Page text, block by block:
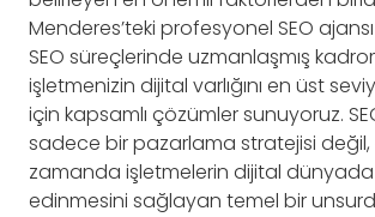
Menderes’teki profesyonel SEO
SEO süreçlerinde uzmanlaşmış
işletmenizin dijital varlığını en üst
için kapsamlı çözümler sunuyoruz.
sadece bir pazarlama stratejisi değil,
zamanda işletmelerin dijital
edinmesini sağlayan temel bir